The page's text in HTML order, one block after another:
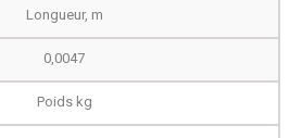
Longueur, m
0,0047
Poids kg